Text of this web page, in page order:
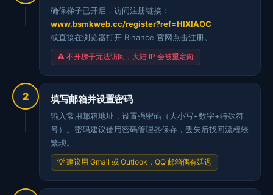
确保梯子已开启，访问注册链接：
www.bsmkweb.cc/register?ref=HIXIAOC
或直接在浏览器打开 Binance 官网点击注册。
⚠️ 不开梯子无法访问，大陆 IP 会被重定向
2 填写邮箱并设置密码
输入常用邮箱地址，设置强密码（大小写+数字+特殊符
号）。密码建议使用密码管理器保存，丢失后找回流程较
繁琐。
💡 建议用 Gmail 或 Outlook，QQ 邮箱偶有延迟